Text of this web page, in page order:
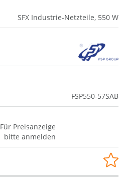
SFX Industrie-Netzteile, 550 W
FSP550-57SAB
Für Preisanzeige
bitte anmelden